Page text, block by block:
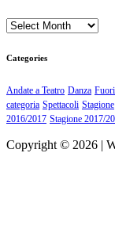
Archives
Categories
Andate a Teatro Danza
categoria Spettacoli Stagione
2016/2017 Stagione 2017/
Copyright © 2026 |